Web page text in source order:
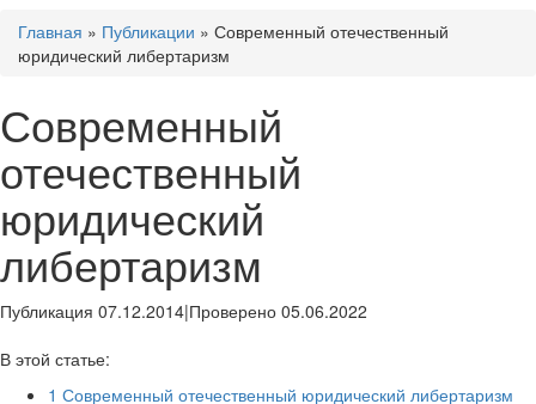
Главная » Публикации » Современный отечественный
юридический либертаризм
Современный
отечественный
юридический
либертаризм
Публикация 07.12.2014|Проверено 05.06.2022
В этой статье:
1 Современный отечественный юридический либертаризм